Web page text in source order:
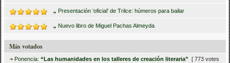
Presentación ‘oficial’ de Trilce: húmeros para bailar
Nuevo libro de Miguel Pachas Almeyda
Más votados
Ponencia:“Las humanidades en los talleres de creación literaria”
[ 773 votes